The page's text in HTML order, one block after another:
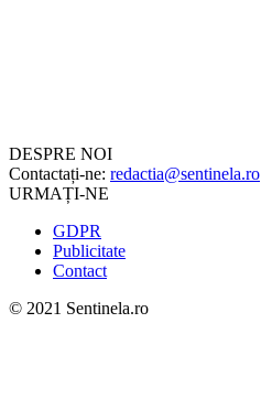
DESPRE NOI
Contactați-ne: redactia@sentinela.ro
URMAȚI-NE
GDPR
Publicitate
Contact
© 2021 Sentinela.ro